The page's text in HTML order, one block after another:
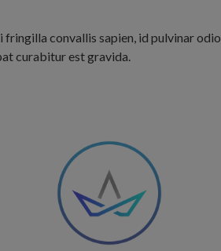
convallis sapien, id pulvinar odio
curabitur est gravida.